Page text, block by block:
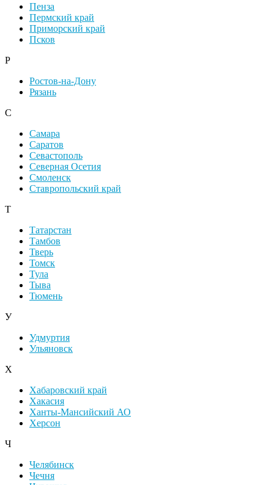
Пенза
Пермский край
Приморский край
Псков
Р
Ростов-на-Дону
Рязань
С
Самара
Саратов
Севастополь
Северная Осетия
Смоленск
Ставропольский край
Т
Татарстан
Тамбов
Тверь
Томск
Тула
Тыва
Тюмень
У
Удмуртия
Ульяновск
Х
Хабаровский край
Хакасия
Ханты-Мансийский АО
Херсон
Ч
Челябинск
Чечня